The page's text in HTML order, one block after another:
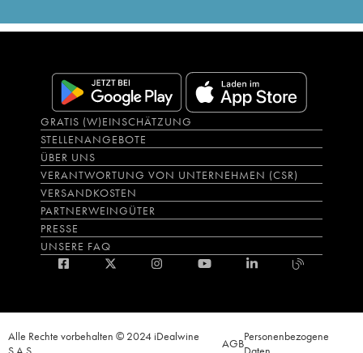
GRATIS (W)EINSCHÄTZUNG
STELLENANGEBOTE
ÜBER UNS
VERANTWORTUNG VON UNTERNEHMEN (CSR)
VERSANDKOSTEN
PARTNERWEINGÜTER
PRESSE
UNSERE FAQ
Alle Rechte vorbehalten © 2024 iDealwine
AGBPersonenbezogene